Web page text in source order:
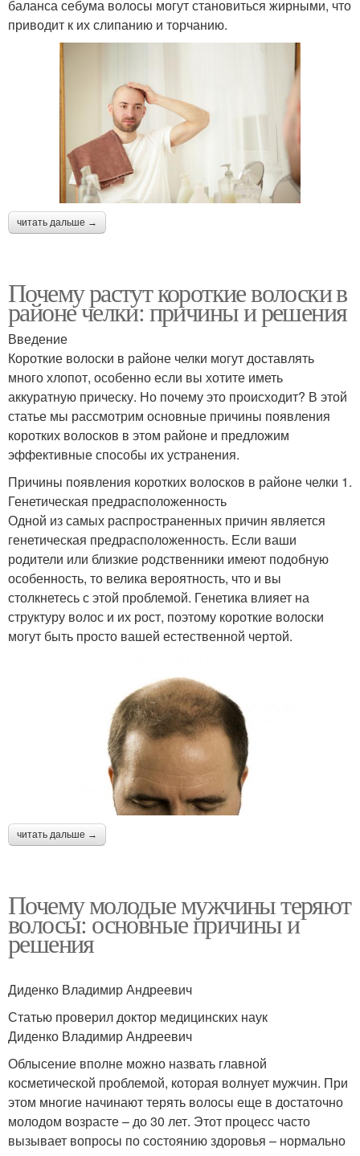
баланса себума волосы могут становиться жирными, что
приводит к их слипанию и торчанию.
читать дальше →
Почему растут короткие волоски в
районе челки: причины и решения
Введение
Короткие волоски в районе челки могут доставлять
много хлопот, особенно если вы хотите иметь
аккуратную прическу. Но почему это происходит? В этой
статье мы рассмотрим основные причины появления
коротких волосков в этом районе и предложим
эффективные способы их устранения.
Причины появления коротких волосков в районе челки 1.
Генетическая предрасположенность
Одной из самых распространенных причин является
генетическая предрасположенность. Если ваши
родители или близкие родственники имеют подобную
особенность, то велика вероятность, что и вы
столкнетесь с этой проблемой. Генетика влияет на
структуру волос и их рост, поэтому короткие волоски
могут быть просто вашей естественной чертой.
читать дальше →
Почему молодые мужчины теряют
волосы: основные причины и
решения
Диденко Владимир Андреевич
Статью проверил доктор медицинских наук
Диденко Владимир Андреевич
Облысение вполне можно назвать главной
косметической проблемой, которая волнует мужчин. При
этом многие начинают терять волосы еще в достаточно
молодом возрасте – до 30 лет. Этот процесс часто
вызывает вопросы по состоянию здоровья – нормально